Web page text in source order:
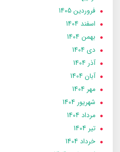
فروردین 1405
اسفند 1404
بهمن 1404
دی 1404
آذر 1404
آبان 1404
مهر 1404
شهریور 1404
مرداد 1404
تير 1404
خرداد 1404